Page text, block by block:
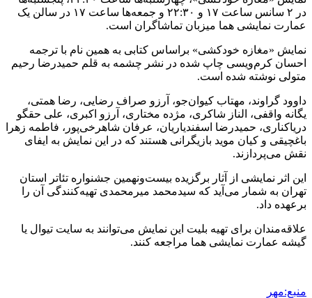
در ۲ سانس ساعت ۱۷ و ۲۲:۳۰ و جمعه‌ها ساعت ۱۷ در سالن یک
عمارت نمایشی هما میزبان تماشاگران است.
نمایش «مغازه خودکشی» براساس کتابی به همین نام با ترجمه
احسان کرم‌ویسی چاپ شده در نشر چشمه به قلم حمیدرضا رحیم
متولی نوشته شده است.
داوود گراوند، مهتاب کیوان‌جو، آرزو صراف رضایی، رضا همتی،
یگانه واقفی، الناز شاکری، مژده مختاری، آرزو اکبری، علی حقگو
دریاکناری، حمیدرضا اسفندیاریان، عرفان شاهرخی‌پور، فاطمه زهرا
باغچیقی و کیان موید بازیگرانی هستند که در این نمایش به ایفای
نقش می‌پردازند.
این اثر نمایشی از آثار برگزیده بیست‌ونهمین جشنواره تئاتر استان
تهران به شمار می‌آید که سیدمحمد میرمحمدی تهیه‌کنندگی آن را
برعهده داد.
علاقه‌مندان برای تهیه بلیت این نمایش می‌توانند به سایت تیوال یا
گیشه عمارت نمایشی هما مراجعه کنند.
منبع:مهر